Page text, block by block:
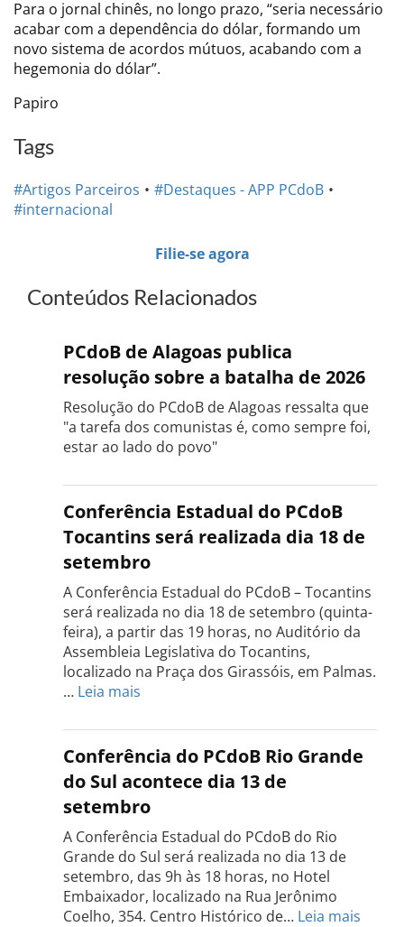
Para o jornal chinês, no longo prazo, “seria necessário
acabar com a dependência do dólar, formando um
novo sistema de acordos mútuos, acabando com a
hegemonia do dólar”.
Papiro
Tags
#Artigos Parceiros
#Destaques - APP PCdoB
#internacional
Filie-se agora
Conteúdos Relacionados
PCdoB de Alagoas publica
resolução sobre a batalha de 2026
Resolução do PCdoB de Alagoas ressalta que
"a tarefa dos comunistas é, como sempre foi,
estar ao lado do povo"
Conferência Estadual do PCdoB
Tocantins será realizada dia 18 de
setembro
A Conferência Estadual do PCdoB – Tocantins
será realizada no dia 18 de setembro (quinta-
feira), a partir das 19 horas, no Auditório da
Assembleia Legislativa do Tocantins,
localizado na Praça dos Girassóis, em Palmas.
… Leia mais
Estadual
do
PCdoB
Tocantins
será
realizada
dia
18
de
setembro
Conferência do PCdoB Rio Grande
do Sul acontece dia 13 de
setembro
A Conferência Estadual do PCdoB do Rio
Grande do Sul será realizada no dia 13 de
setembro, das 9h às 18 horas, no Hotel
Embaixador, localizado na Rua Jerônimo
Coelho, 354. Centro Histórico de… Leia mais